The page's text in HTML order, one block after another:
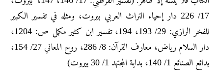
17/ 226 دار إحیاء التراث العربي بیروت، ومثله في تفسیر الکبیر
للفخر الرازي: 29/ 193، 194، تفسیر ابن کثیر مکمل ص: 1204،
دار السلام ریاض، معارف القرآن: 8/ 286، روح المعاني 27/ 154،
بدائع الصنائع 1/ 140، بدایة المجتهد 1/ 30 بیروت)